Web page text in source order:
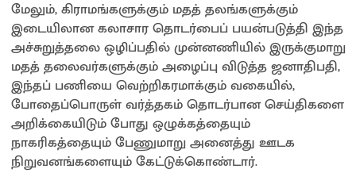
மேலும், கிராமங்களுக்கும் மதத் தலங்களுக்கும்
இடையிலான கலாசார தொடர்பைப் பயன்படுத்தி இந்த
அச்சுறுத்தலை ஒழிப்பதில் முன்னணியில் இருக்குமாறு
மதத் தலைவர்களுக்கும் அழைப்பு விடுத்த ஜனாதிபதி,
இந்தப் பணியை வெற்றிகரமாக்கும் வகையில்,
போதைப்பொருள் வர்த்தகம் தொடர்பான செய்திகளை
அறிக்கையிடும் போது ஒழுக்கத்தையும்
நாகரிகத்தையும் பேணுமாறு அனைத்து ஊடக
நிறுவனங்களையும் கேட்டுக்கொண்டார்.